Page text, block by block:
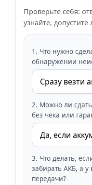
Проверьте себя:
узнайте,
1. Что нужно
обнаружении
2. Можно ли
без чека или
3. Что делать,
забирать АКБ, а
передачи?